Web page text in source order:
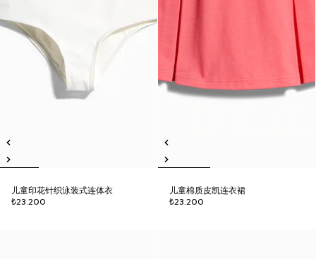
儿童印花针织泳装式连体衣
₺23.200
儿童棉质皮凯连衣裙
₺23.200